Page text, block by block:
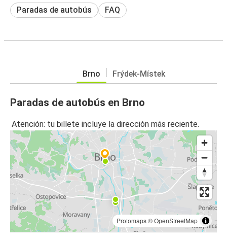
Paradas de autobús FAQ
Brno Frýdek-Místek
Paradas de autobús en Brno
Atención: tu billete incluye la dirección más reciente.
Protomaps©OpenStreetMap